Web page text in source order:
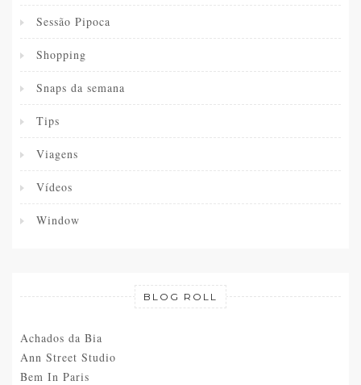
Sessão Pipoca
Shopping
Snaps da semana
Tips
Viagens
Vídeos
Window
BLOG ROLL
Achados da Bia
Ann Street Studio
Bem In Paris